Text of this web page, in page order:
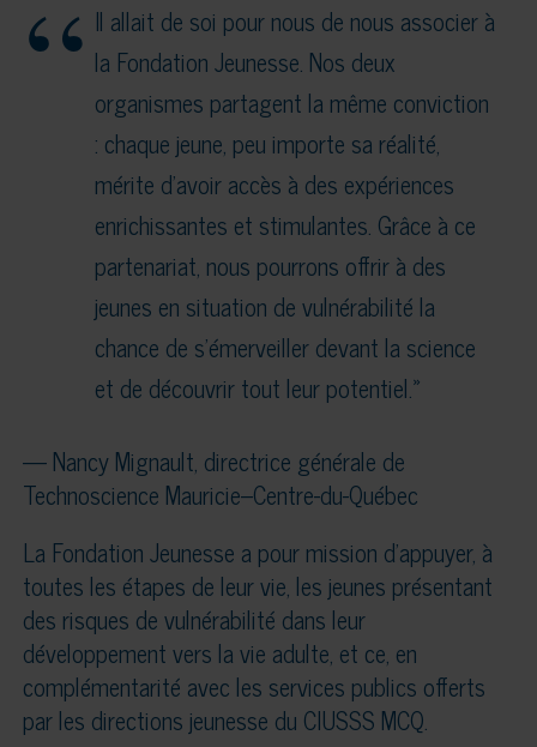
Il allait de soi pour nous de nous associer à
la Fondation Jeunesse. Nos deux
organismes partagent la même conviction
: chaque jeune, peu importe sa réalité,
mérite d’avoir accès à des expériences
enrichissantes et stimulantes. Grâce à ce
partenariat, nous pourrons offrir à des
jeunes en situation de vulnérabilité la
chance de s’émerveiller devant la science
et de découvrir tout leur potentiel.»
— Nancy Mignault, directrice générale de
Technoscience Mauricie–Centre-du-Québec
La Fondation Jeunesse a pour mission d’appuyer, à
toutes les étapes de leur vie, les jeunes présentant
des risques de vulnérabilité dans leur
développement vers la vie adulte, et ce, en
complémentarité avec les services publics offerts
par les directions jeunesse du CIUSSS MCQ.